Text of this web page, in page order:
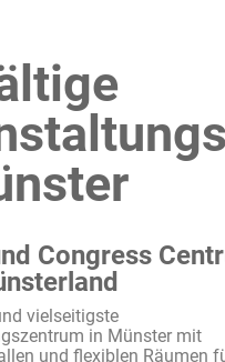
Congress
vielseitigste
in Münster mit
und flexiblen Räumen